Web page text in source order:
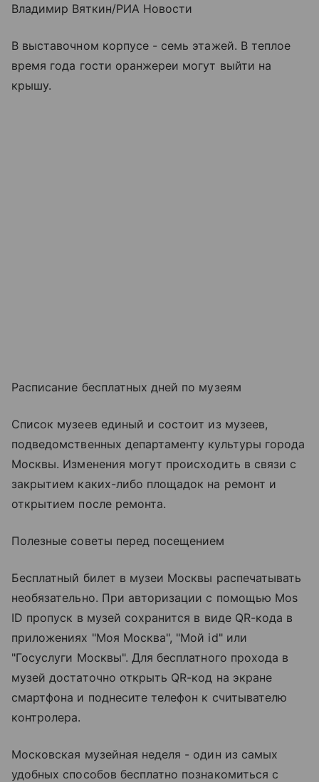
Владимир Вяткин/РИА Новости
В выставочном корпусе - семь этажей. В теплое
время года гости оранжереи могут выйти на
крышу.
Расписание бесплатных дней по музеям
Список музеев единый и состоит из музеев,
подведомственных департаменту культуры города
Москвы. Изменения могут происходить в связи с
закрытием каких-либо площадок на ремонт и
открытием после ремонта.
Полезные советы перед посещением
Бесплатный билет в музеи Москвы распечатывать
необязательно. При авторизации с помощью Mos
ID пропуск в музей сохранится в виде QR-кода в
приложениях "Моя Москва", "Мой id" или
"Госуслуги Москвы". Для бесплатного прохода в
музей достаточно открыть QR-код на экране
смартфона и поднесите телефон к считывателю
контролера.
Московская музейная неделя - один из самых
удобных способов бесплатно познакомиться с